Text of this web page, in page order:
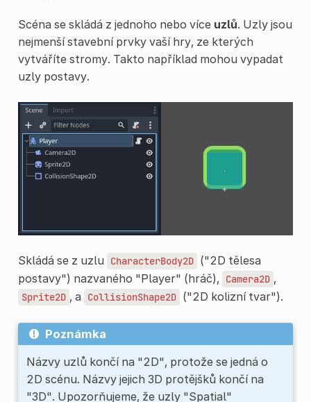
Scéna se skládá z jednoho nebo více uzlů. Uzly jsou
nejmenší stavební prvky vaší hry, ze kterých
vytváříte stromy. Takto například mohou vypadat
uzly postavy.
Skládá se z uzlu CharacterBody2D ("2D tělesa
postavy") nazvaného "Player" (hráč),
Camera2D ,
Sprite2D , a CollisionShape2D ("2D kolizní tvar").
Poznámka
Názvy uzlů končí na "2D", protože se jedná o
2D scénu. Názvy jejich 3D protějšků končí na
"3D". Upozorňujeme, že uzly "Spatial"